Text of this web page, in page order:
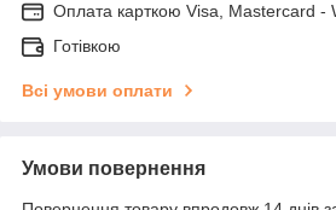
Оплата карткою Visa, Mastercard -
Готівкою
Всі умови оплати
Умови повернення